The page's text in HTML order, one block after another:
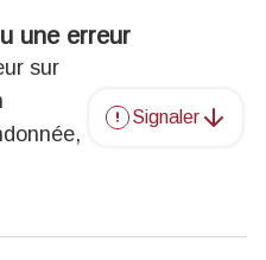
une erreur
sur
Signaler